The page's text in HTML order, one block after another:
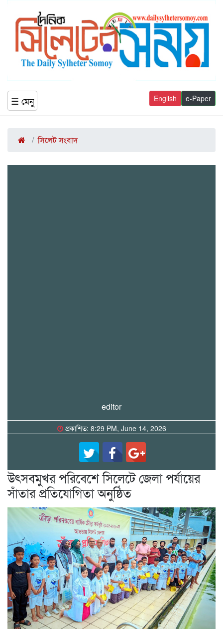
☰ মেনু e-Paper
English
সিলেট সংবাদ
editor
প্রকাশিত: 8:29 PM, June 14, 2026
উৎসবমুখর পরিবেশে সিলেটে জেলা পর্যায়ের
সাঁতার প্রতিযোগিতা অনুষ্ঠিত